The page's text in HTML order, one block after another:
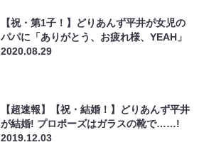
【祝・第1子！】どりあんず平井が女児の
パパに「ありがとう、お疲れ様、YEAH」
2020.08.29
【超速報】【祝・結婚！】どりあんず平井
が結婚! プロポーズはガラスの靴で……!
2019.12.03